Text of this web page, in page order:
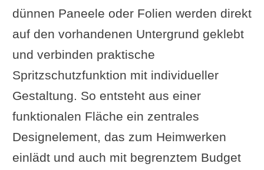
dünnen Paneele oder Folien werden direkt
auf den vorhandenen Untergrund geklebt
und verbinden praktische
Spritzschutzfunktion mit individueller
Gestaltung. So entsteht aus einer
funktionalen Fläche ein zentrales
Designelement, das zum Heimwerken
einlädt und auch mit begrenztem Budget